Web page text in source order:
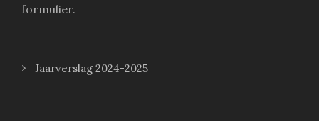
formulier.
Jaarverslag 2024-2025